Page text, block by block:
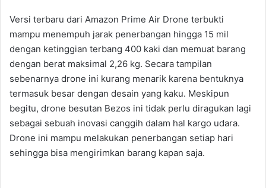
Versi terbaru dari Amazon Prime Air Drone terbukti
mampu menempuh jarak penerbangan hingga 15 mil
dengan ketinggian terbang 400 kaki dan memuat barang
dengan berat maksimal 2,26 kg. Secara tampilan
sebenarnya drone ini kurang menarik karena bentuknya
termasuk besar dengan desain yang kaku. Meskipun
begitu, drone besutan Bezos ini tidak perlu diragukan lagi
sebagai sebuah inovasi canggih dalam hal kargo udara.
Drone ini mampu melakukan penerbangan setiap hari
sehingga bisa mengirimkan barang kapan saja.